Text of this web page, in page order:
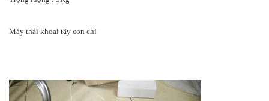
Máy thái khoai tây con chì